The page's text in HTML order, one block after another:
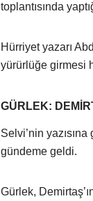
toplantısında
Hürriyet yazarı
yürürlüğe girmesi
GÜRLEK:
Selvi’nin
gündeme geldi.
Gürlek,